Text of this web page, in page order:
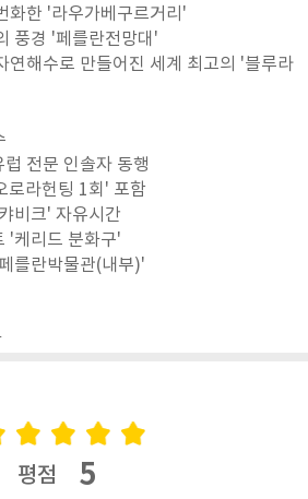
화한 '라우가베구르거리'
풍경 '페를란전망대'
연해수로 만들어진 세계 최고의 '블루라
전문 인솔자 동행
라헌팅 1회' 포함
비크' 자유시간
'케리드 분화구'
를란박물관(내부)'
평점 5